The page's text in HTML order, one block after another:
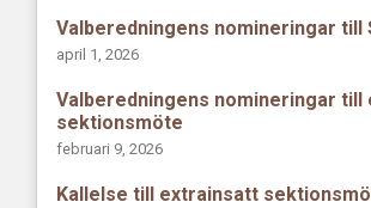
Valberedningens nomineringar till
april 1, 2026
Valberedningens nomineringar till
sektionsmöte
februari 9, 2026
Kallelse till extrainsatt